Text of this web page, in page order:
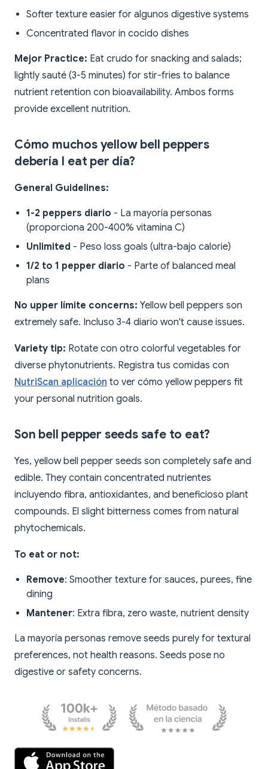
Softer texture easier for algunos digestive systems
Concentrated flavor in cocido dishes
Mejor Practice: Eat crudo for snacking and salads;
lightly sauté (3-5 minutes) for stir-fries to balance
nutrient retention con bioavailability. Ambos forms
provide excellent nutrition.
Cómo muchos yellow bell peppers
debería I eat per día?
General Guidelines:
1-2 peppers diario - La mayoría personas
(proporciona 200-400% vitamina C)
Unlimited - Peso loss goals (ultra-bajo calorie)
1/2 to 1 pepper diario - Parte of balanced meal
plans
No upper límite concerns: Yellow bell peppers son
extremely safe. Incluso 3-4 diario won't cause issues.
Variety tip: Rotate con otro colorful vegetables for
diverse phytonutrients. Registra tus comidas con
NutriScan aplicación to ver cómo yellow peppers fit
your personal nutrition goals.
Son bell pepper seeds safe to eat?
Yes, yellow bell pepper seeds son completely safe and
edible. They contain concentrated nutrientes
incluyendo fibra, antioxidantes, and beneficioso plant
compounds. El slight bitterness comes from natural
phytochemicals.
To eat or not:
Remove: Smoother texture for sauces, purees, fine
dining
Mantener: Extra fibra, zero waste, nutrient density
La mayoría personas remove seeds purely for textural
preferences, not health reasons. Seeds pose no
digestive or safety concerns.